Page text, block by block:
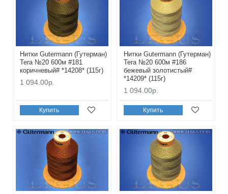
Нитки Gutermann (Гутерман)
Tera №20 600м #181
коричневый# *14208* (115г)
1 094.00р.
Купить
Нитки Gutermann (Гутерман)
Tera №20 600м #186
бежевый золотистый#
*14209* (115г)
1 094.00р.
Купить